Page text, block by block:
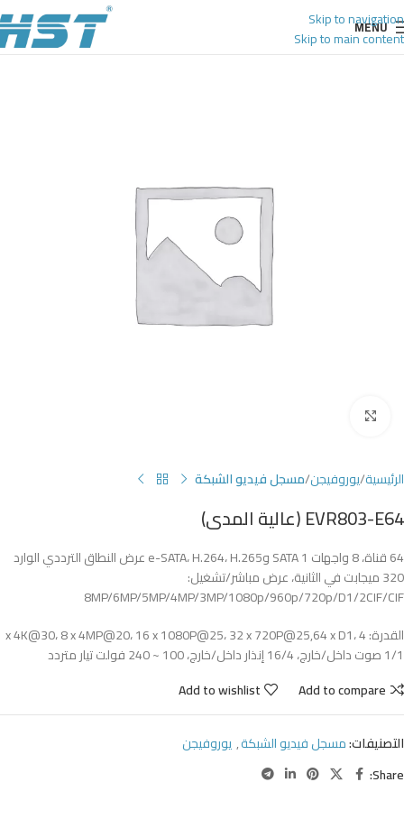
Skip to navigation
Skip to main content
MENU
الرئيسية يوروفيجن مسجل فيديو الشبكة
EVR803-E64 (عالية المدى)
64 قناة، 8 واجهات SATA 1 وe-SATA، H.264، H.265 عرض النطاق الترددي الوارد
320 ميجابت في الثانية، عرض مباشر/تشغيل:
8MP/6MP/5MP/4MP/3MP/1080p/960p/720p/D1/2CIF/CIF
القدرة: 4 x 4K@30، 8 x 4MP@20، 16 x 1080P@25، 32 x 720P@25,64 x D1،
1/1 صوت داخل/خارج، 16/4 إنذار داخل/خارج، 100 ~ 240 فولت تيار متردد
Add to compare
Add to wishlist
التصنيفات:مسجل فيديو الشبكة,يوروفيجن
Share: